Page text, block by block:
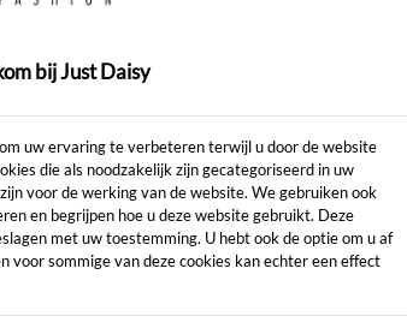
LENGTE: *
KLEUR:
bij Just Daisy
uw ervaring te verbeteren terwijl u door de website
die als noodzakelijk zijn gecategoriseerd in uw
voor de werking van de website. We gebruiken ook
en begrijpen hoe u deze website gebruikt. Deze
met uw toestemming. U hebt ook de optie om u af
voor sommige van deze cookies kan echter een effect